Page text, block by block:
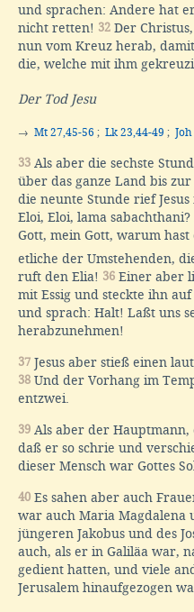
und sprachen: Andere hat
nicht retten! 32 Der
nun vom Kreuz herab,
die, welche mit ihm
Der Tod Jesu
→ Mt 27,45-56 ; Lk 23,44-49 ;
33 Als aber die sechste
über das ganze Land bis zur
die neunte Stunde rief
Eloi, Eloi, lama
Gott, mein Gott, warum hast
etliche der Umstehenden,
ruft den Elia! 36 Einer aber
mit Essig und steckte ihn
und sprach: Halt! Laßt uns
herabzunehmen!
37 Jesus aber stieß einen
38 Und der Vorhang im
entzwei.
39 Als aber der
daß er so schrie und
dieser Mensch war Gottes
40 Es sahen aber auch
war auch Maria Magdalena
jüngeren Jakobus und des
auch, als er in Galiläa war,
gedient hatten, und viele
Jerusalem hinaufgezogen